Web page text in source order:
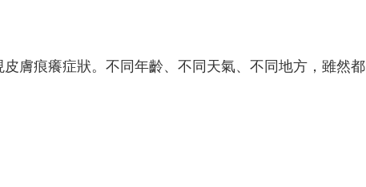
膚痕癢症狀。不同年齡、不同天氣、不同地方，雖然都